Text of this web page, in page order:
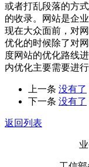
或者打乱段落的方
的收录。网站是企
现在大众面前，对
优化的时候除了对
度网站的优化路线
内优化主要需要进
上一条 没有了
下一条 没有了
返回列表